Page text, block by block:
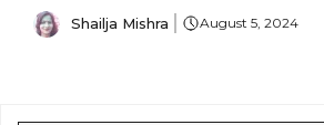
Shailja Mishra August 5, 2024